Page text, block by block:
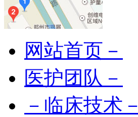
网站首页－
医护团队－
－临床技术－